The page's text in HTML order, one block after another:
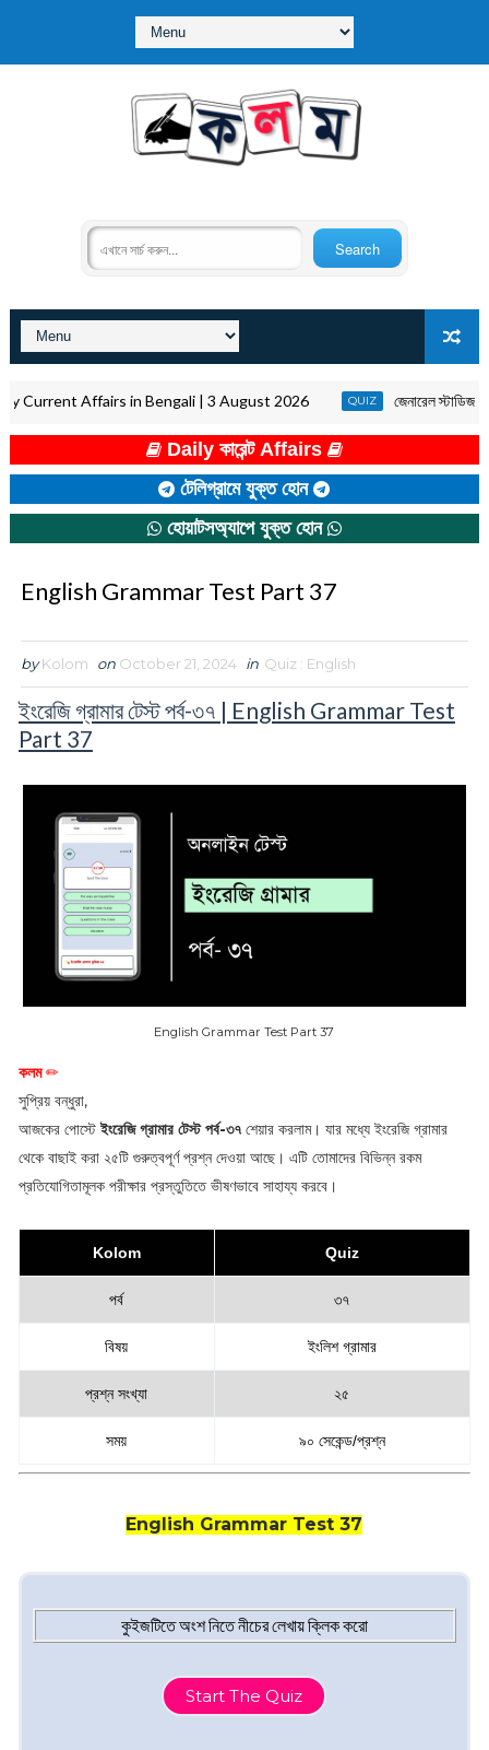
Affairs in Bengali | 3 August 2026 জেনারেল স্টাডিজ
Daily কারেন্ট Affairs
টেলিগ্রামে যুক্ত হোন
হোয়াটসঅ্যাপে যুক্ত হোন
English Grammar Test Part 37
by Kolom on October 21, 2024 in Quiz : English
ইংরেজি গ্রামার টেস্ট পর্ব-৩৭ | English Grammar Test
Part 37
English Grammar Test Part 37
কলম✏
সুপ্রিয় বন্ধুরা,
আজকের পোস্টেইংরেজি গ্রামার টেস্ট পর্ব-৩৭শেয়ার করলাম। যার মধ্যে ইংরেজি গ্রামার
থেকে বাছাই করা ২৫টি গুরুত্বপূর্ণ প্রশ্ন দেওয়া আছে। এটি তোমাদের বিভিন্ন রকম
প্রতিযোগিতামূলক পরীক্ষার প্রস্তুতিতে ভীষণভাবে সাহায্য করবে।
Kolom Quiz
পর্ব ৩৭
বিষয় ইংলিশ গ্রামার
প্রশ্ন সংখ্যা ২৫
সময় ৯০ সেকেন্ড/প্রশ্ন
English Grammar Test 37
কুইজটিতে অংশ নিতে নীচের লেখায় ক্লিক করো
Start The Quiz